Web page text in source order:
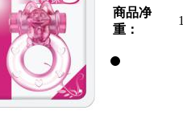
商品净
重：